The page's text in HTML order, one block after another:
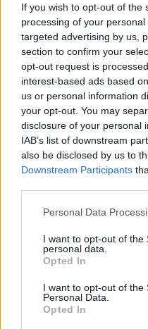
If you wish to opt-out of the
processing of your
targeted advertising by us,
section to confirm your
opt-out request is
interest-based ads based
us or personal information
your opt-out. You may
disclosure of your personal
IAB’s list of downstream
also be disclosed by us to
Downstream Participants
Personal Data
I want to opt-out of the
personal data.
Opted In
I want to opt-out of the
Personal Data.
Opted In
fényében, hogy
bankadót és
a bankok, jelen
forint értékben. A
jelentő
elsősorban a
köszönhetően,
még tovább javult - az
erősebbnek ígérkezik.
konszolidáltan (vagyis
leánybankjait is
nyereség, ami 66%-kal
pedig 27%-os visszaesést
konszolidált...